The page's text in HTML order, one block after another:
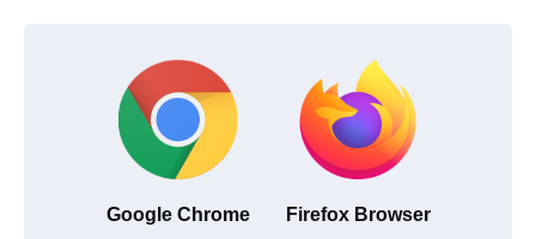
Google Chrome Firefox Browser